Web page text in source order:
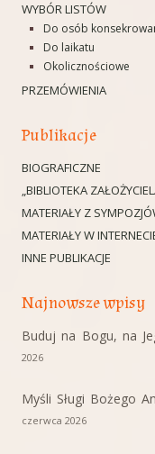
WYBÓR LISTÓW
Do osób
Do laikatu
Okolicznościowe
PRZEMÓWIENIA
Publikacje
BIOGRAFICZNE
„BIBLIOTEKA
MATERIAŁY Z
MATERIAŁY W
INNE PUBLIKACJE
Najnowsze wpisy
Buduj na Bogu, na
2026
Myśli Sługi Bożego
czerwca 2026